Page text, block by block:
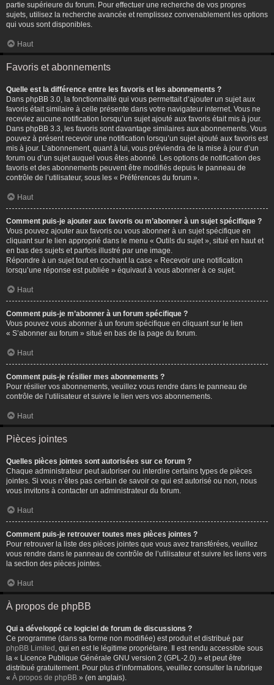
partie supérieure du forum. Pour effectuer une recherche de vos propres
sujets, utilisez la recherche avancée et remplissez convenablement les options
qui vous sont disponibles.
Haut
Favoris et abonnements
Quelle est la différence entre les favoris et les abonnements ?
Dans phpBB 3.0, la fonctionnalité qui vous permettait d’ajouter un sujet aux
favoris était similaire à celle présente dans votre navigateur internet. Vous ne
receviez aucune notification lorsqu’un sujet ajouté aux favoris était mis à jour.
Dans phpBB 3.3, les favoris sont davantage similaires aux abonnements. Vous
pouvez à présent recevoir une notification lorsqu’un sujet ajouté aux favoris est
mis à jour. L’abonnement, quant à lui, vous préviendra de la mise à jour d’un
forum ou d’un sujet auquel vous êtes abonné. Les options de notification des
favoris et des abonnements peuvent être modifiés depuis le panneau de
contrôle de l’utilisateur, sous les « Préférences du forum ».
Haut
Comment puis-je ajouter aux favoris ou m’abonner à un sujet spécifique ?
Vous pouvez ajouter aux favoris ou vous abonner à un sujet spécifique en
cliquant sur le lien approprié dans le menu « Outils du sujet », situé en haut et
en bas des sujets et parfois illustré par une image.
Répondre à un sujet tout en cochant la case « Recevoir une notification
lorsqu’une réponse est publiée » équivaut à vous abonner à ce sujet.
Haut
Comment puis-je m’abonner à un forum spécifique ?
Vous pouvez vous abonner à un forum spécifique en cliquant sur le lien
« S’abonner au forum » situé en bas de la page du forum.
Haut
Comment puis-je résilier mes abonnements ?
Pour résilier vos abonnements, veuillez vous rendre dans le panneau de
contrôle de l’utilisateur et suivre le lien vers vos abonnements.
Haut
Pièces jointes
Quelles pièces jointes sont autorisées sur ce forum ?
Chaque administrateur peut autoriser ou interdire certains types de pièces
jointes. Si vous n’êtes pas certain de savoir ce qui est autorisé ou non, nous
vous invitons à contacter un administrateur du forum.
Haut
Comment puis-je retrouver toutes mes pièces jointes ?
Pour retrouver la liste des pièces jointes que vous avez transférées, veuillez
vous rendre dans le panneau de contrôle de l’utilisateur et suivre les liens vers
la section des pièces jointes.
Haut
À propos de phpBB
Qui a développé ce logiciel de forum de discussions ?
Ce programme (dans sa forme non modifiée) est produit et distribué par
phpBB Limited , qui en est le légitime propriétaire. Il est rendu accessible sous
la « Licence Publique Générale GNU version 2 (GPL-2.0) » et peut être
distribué gratuitement. Pour plus d’informations, veuillez consulter la rubrique
« À propos de phpBB » (en anglais).